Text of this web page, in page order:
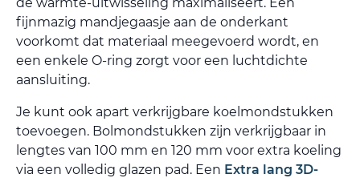
fijnmazig mandjegaasje aan de onderkant
voorkomt dat materiaal meegevoerd wordt, en
een enkele O-ring zorgt voor een luchtdichte
aansluiting.
Je kunt ook apart verkrijgbare koelmondstukken
toevoegen. Bolmondstukken zijn verkrijgbaar in
lengtes van 100 mm en 120 mm voor extra koeling
via een volledig glazen pad. Een Extra lang 3D-